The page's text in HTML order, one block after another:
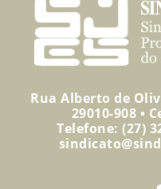
Rua Alberto de
29010-908 •
Telefone: (27)